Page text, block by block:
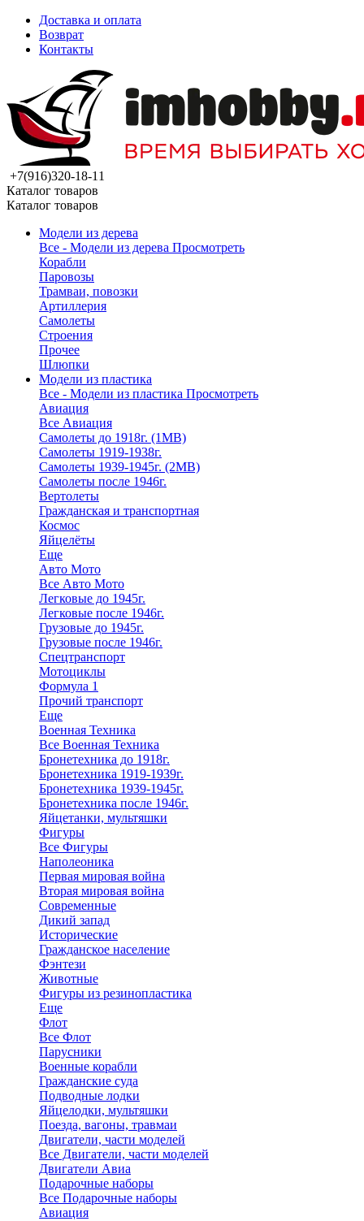
Доставка и оплата
Возврат
Контакты
+7(916)320-18-11
Каталог товаров
Каталог товаров
Модели из дерева
Все - Модели из дерева Просмотреть
Корабли
Паровозы
Трамваи, повозки
Артиллерия
Самолеты
Строения
Прочее
Шлюпки
Модели из пластика
Все - Модели из пластика Просмотреть
Авиация
Все Авиация
Самолеты до 1918г. (1МВ)
Самолеты 1919-1938г.
Самолеты 1939-1945г. (2МВ)
Самолеты после 1946г.
Вертолеты
Гражданская и транспортная
Космос
Яйцелёты
Еще
Авто Мото
Все Авто Мото
Легковые до 1945г.
Легковые после 1946г.
Грузовые до 1945г.
Грузовые после 1946г.
Спецтранспорт
Мотоциклы
Формула 1
Прочий транспорт
Еще
Военная Техника
Все Военная Техника
Бронетехника до 1918г.
Бронетехника 1919-1939г.
Бронетехника 1939-1945г.
Бронетехника после 1946г.
Яйцетанки, мультяшки
Фигуры
Все Фигуры
Наполеоника
Первая мировая война
Вторая мировая война
Современные
Дикий запад
Исторические
Гражданское население
Фэнтези
Животные
Фигуры из резинопластика
Еще
Флот
Все Флот
Парусники
Военные корабли
Гражданские суда
Подводные лодки
Яйцелодки, мультяшки
Поезда, вагоны, травмаи
Двигатели, части моделей
Все Двигатели, части моделей
Двигатели Авиа
Подарочные наборы
Все Подарочные наборы
Авиация